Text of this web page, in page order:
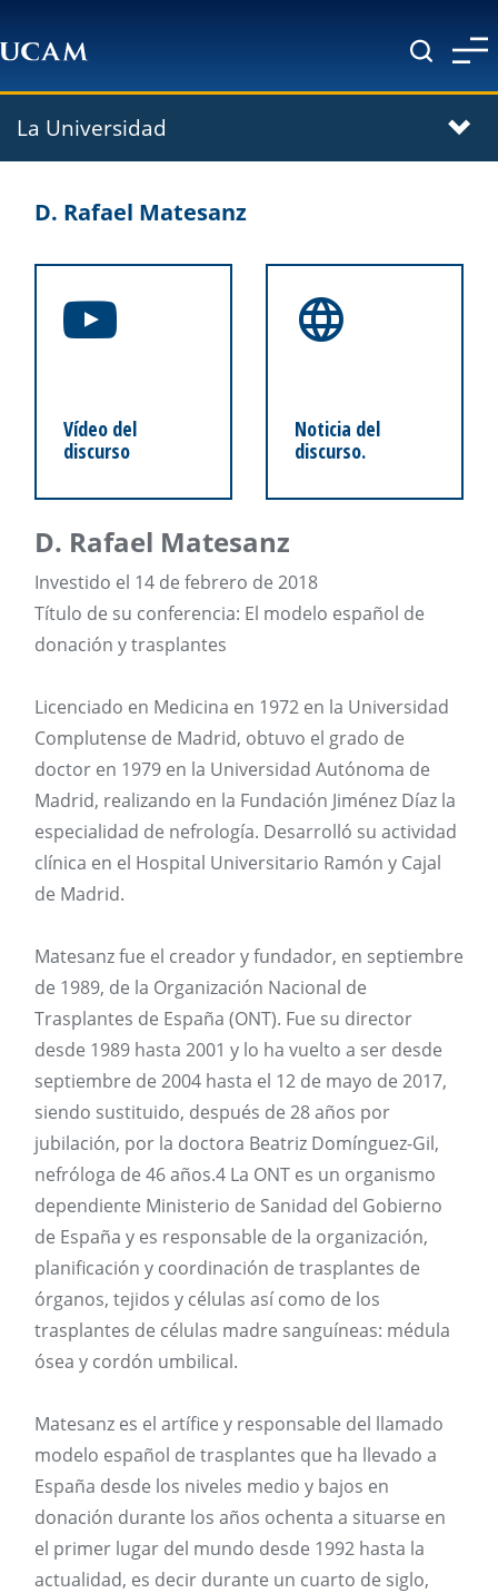
La Universidad
D. Rafael Matesanz
Vídeo del
discurso
Noticia del
discurso.
D. Rafael Matesanz
Investido el 14 de febrero de 2018
Título de su conferencia: El modelo español de
donación y trasplantes
Licenciado en Medicina en 1972 en la Universidad
Complutense de Madrid, obtuvo el grado de
doctor en 1979 en la Universidad Autónoma de
Madrid, realizando en la Fundación Jiménez Díaz la
especialidad de nefrología. Desarrolló su actividad
clínica en el Hospital Universitario Ramón y Cajal
de Madrid.
Matesanz fue el creador y fundador, en septiembre
de 1989, de la Organización Nacional de
Trasplantes de España (ONT). Fue su director
desde 1989 hasta 2001 y lo ha vuelto a ser desde
septiembre de 2004 hasta el 12 de mayo de 2017,
siendo sustituido, después de 28 años por
jubilación, por la doctora Beatriz Domínguez-Gil,
nefróloga de 46 años.4 La ONT es un organismo
dependiente Ministerio de Sanidad del Gobierno
de España y es responsable de la organización,
planificación y coordinación de trasplantes de
órganos, tejidos y células así como de los
trasplantes de células madre sanguíneas: médula
ósea y cordón umbilical.
Matesanz es el artífice y responsable del llamado
modelo español de trasplantes que ha llevado a
España desde los niveles medio y bajos en
donación durante los años ochenta a situarse en
el primer lugar del mundo desde 1992 hasta la
actualidad, es decir durante un cuarto de siglo,